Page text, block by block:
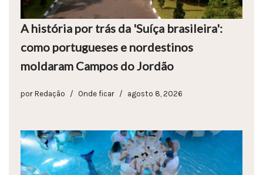
A história por trás da 'Suíça brasileira':
como portugueses e nordestinos
moldaram Campos do Jordão
por Redação Onde ficar agosto 8, 2026